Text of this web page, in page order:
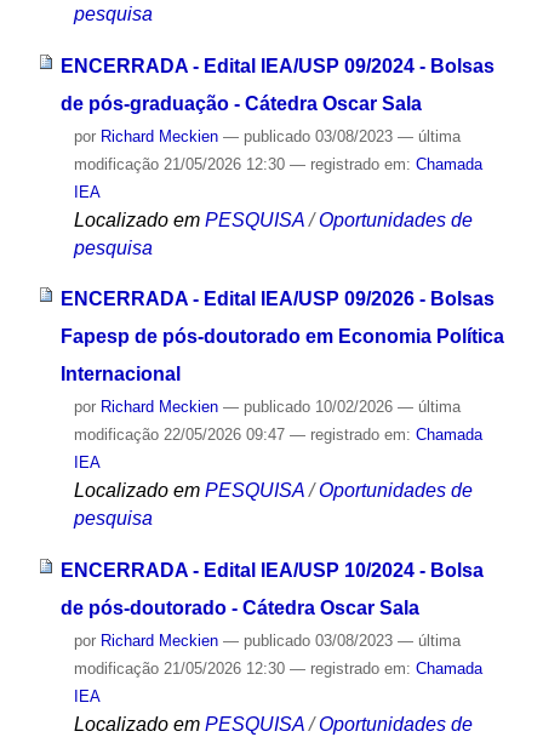
pesquisa
ENCERRADA - Edital IEA/USP 09/2024 - Bolsas
de pós-graduação - Cátedra Oscar Sala
por Richard Meckien — publicado03/08/2023 — última
modificação21/05/2026 12:30 — registrado em: Chamada
IEA
Localizado em PESQUISA /Oportunidades de
pesquisa
ENCERRADA - Edital IEA/USP 09/2026 - Bolsas
Fapesp de pós-doutorado em Economia Política
Internacional
por Richard Meckien — publicado10/02/2026 — última
modificação22/05/2026 09:47 — registrado em: Chamada
IEA
Localizado em PESQUISA /Oportunidades de
pesquisa
ENCERRADA - Edital IEA/USP 10/2024 - Bolsa
de pós-doutorado - Cátedra Oscar Sala
por Richard Meckien — publicado03/08/2023 — última
modificação21/05/2026 12:30 — registrado em: Chamada
IEA
Localizado em PESQUISA /Oportunidades de